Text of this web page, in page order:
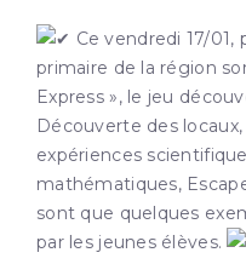
Ce vendredi 17/01,
primaire de la région
Express », le jeu
Découverte des
expériences
mathématiques,
sont que quelques
par les jeunes élèves.